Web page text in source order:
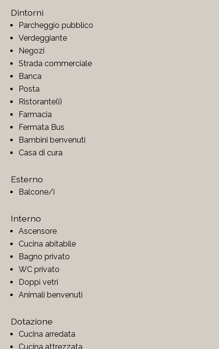
Dintorni
Parcheggio pubblico
Verdeggiante
Negozi
Strada commerciale
Banca
Posta
Ristorante(i)
Farmacia
Fermata Bus
Bambini benvenuti
Casa di cura
Esterno
Balcone/i
Interno
Ascensore
Cucina abitabile
Bagno privato
WC privato
Doppi vetri
Animali benvenuti
Dotazione
Cucina arredata
Cucina attrezzata